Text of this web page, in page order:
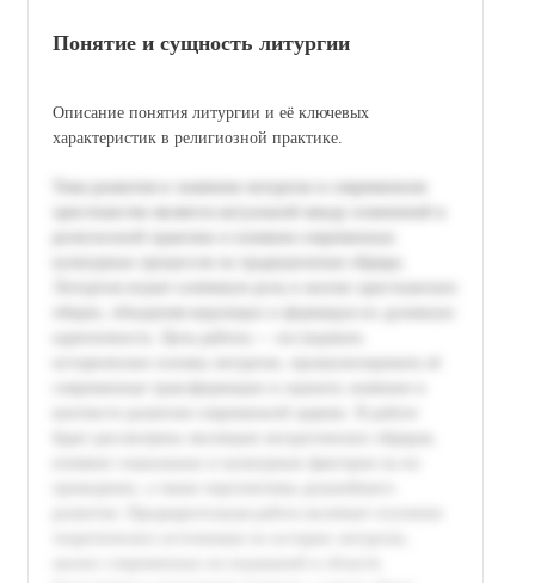
Понятие и сущность литургии
Описание понятия литургии и её ключевых
характеристик в религиозной практике.